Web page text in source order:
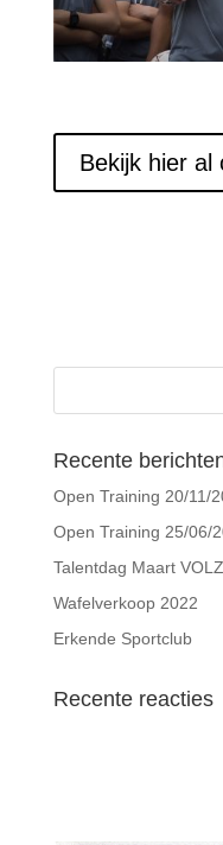
Bekijk hier al
Recente
Open Training 20/11/
Open Training 25/06/
Talentdag Maart
Wafelverkoop 2022
Erkende Sportclub
Recente reacties